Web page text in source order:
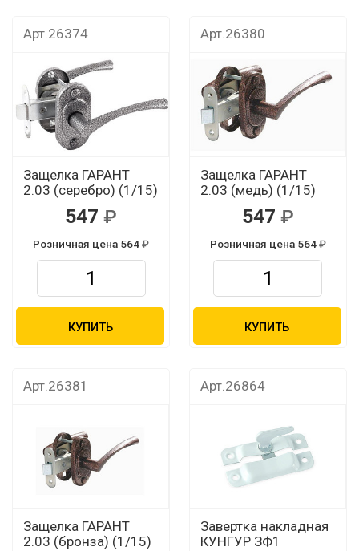
Арт.26374
Защелка ГАРАНТ
2.03 (серебро) (1/15)
547
Розничная цена 564
КУПИТЬ
Арт.26380
Защелка ГАРАНТ
2.03 (медь) (1/15)
547
Розничная цена 564
КУПИТЬ
Арт.26381
Защелка ГАРАНТ
2.03 (бронза) (1/15)
Арт.26864
Завертка накладная
КУНГУР ЗФ1